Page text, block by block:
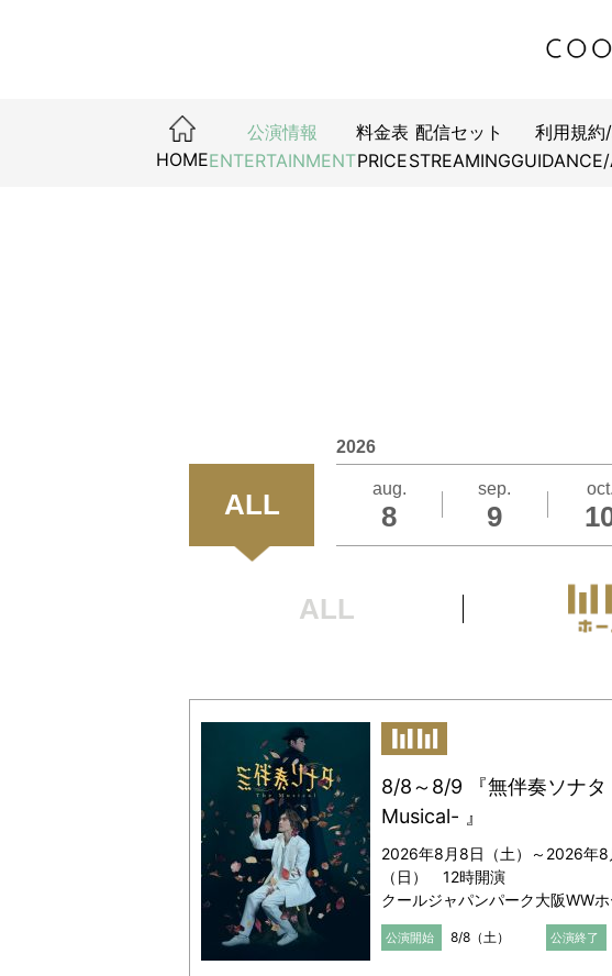
HOME
公演情報
ENTERTAINMENT
料金表
PRICE
配信セット
STREAMING
利用規約
ALL
2026
aug.
8
sep.
9
oct.
ALL
8/8～8/9 『無伴奏ソナ
Musical- 』
2026年8月8日（土）～2026年8
（日） 12時開演
クールジャパンパーク大阪WW
公演開始 8/8（土） 公演終了
『無伴奏ソナタ -The
0570-200-888（12:00
真夏のラフフェスin森
真夏のラフフェスin森
真夏のラフフェスin森
より正解な答えを出し
（10:00-19:00 年中無
真夏のラフフェスin森
レ大宴会～
（10:00-19:00 年中無
関西ジュニア コンサー
2026年8月22日（土）
2026年8月25日（火）
Howzit 1st LIVE 2026
2026年8月29日（土）
詳しくはこちら をご覧
SYLE VOL.6
お問い合わせは公式ホ
B1A4 15TH
ザ・ぼんち×金属バッ